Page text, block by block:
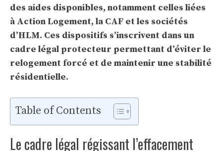
des aides disponibles, notamment celles liées
à Action Logement, la CAF et les sociétés
d’HLM. Ces dispositifs s’inscrivent dans un
cadre légal protecteur permettant d’éviter le
relogement forcé et de maintenir une stabilité
résidentielle.
Table of Contents
Le cadre légal régissant l’effacement